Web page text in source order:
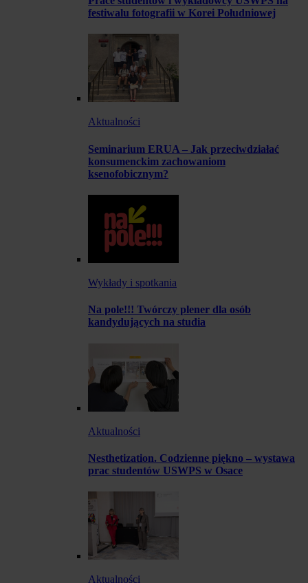
festiwalu fotografii w Korei Południowej
Aktualności
Seminarium ERUA – Jak przeciwdziałać
konsumenckim zachowaniom
ksenofobicznym?
Wykłady i spotkania
Na pole!!! Twórczy plener dla osób
kandydujących na studia
Aktualności
Nesthetization. Codzienne piękno – wystawa
prac studentów USWPS w Osace
Aktualności